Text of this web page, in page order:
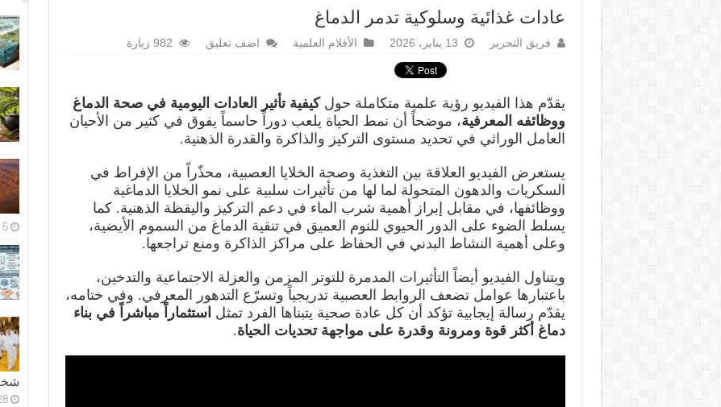
عادات غذائية وسلوكية تدمر الدماغ
فريق التحرير 13 يناير، 2026 الأفلام العلمية اضف تعليق 982 زيارة
يقدّم هذا الفيديو رؤية علمية متكاملة حولكيفية تأثير العادات اليومية في صحة الدماغ
ووظائفه المعرفية، موضحاً أن نمط الحياة يلعب دوراً حاسماً يفوق في كثير من الأحيان
العامل الوراثي في تحديد مستوى التركيز والذاكرة والقدرة الذهنية.
يستعرض الفيديو العلاقة بين التغذية وصحة الخلايا العصبية، محذّراً من الإفراط في
السكريات والدهون المتحولة لما لها من تأثيرات سلبية على نمو الخلايا الدماغية
ووظائفها، في مقابل إبراز أهمية شرب الماء في دعم التركيز واليقظة الذهنية. كما
يسلط الضوء على الدور الحيوي للنوم العميق في تنقية الدماغ من السموم الأيضية،
وعلى أهمية النشاط البدني في الحفاظ على مراكز الذاكرة ومنع تراجعها.
ويتناول الفيديو أيضاً التأثيرات المدمرة للتوتر المزمن والعزلة الاجتماعية والتدخين،
باعتبارها عوامل تضعف الروابط العصبية تدريجياً وتسرّع التدهور المعرفي. وفي ختامه،
يقدّم رسالة إيجابية تؤكد أن كل عادة صحية يتبناها الفرد تمثل استثماراً مباشراً في بناء
دماغ أكثر قوة ومرونة وقدرة على مواجهة تحديات الحياة.
5 مايو، 2026
28